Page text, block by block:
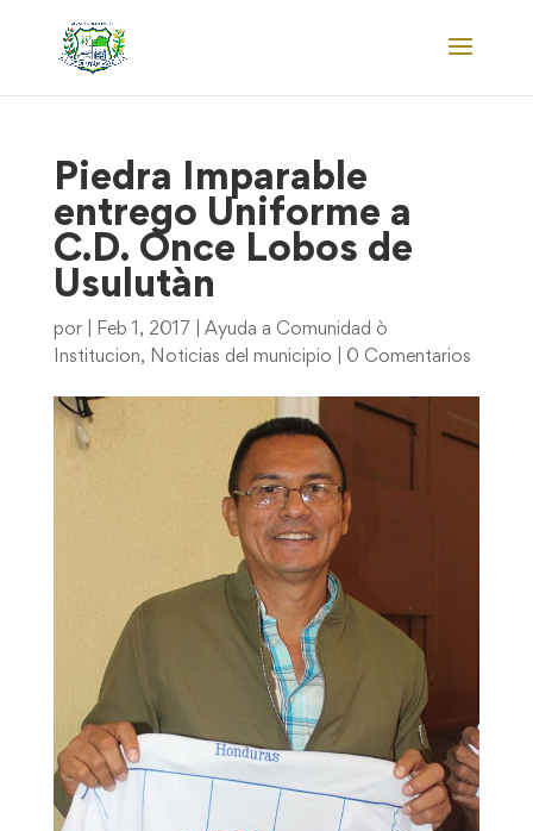
Piedra Imparable
entrego Uniforme a
C.D. Once Lobos de
Usulutàn
por Feb 1, 2017
Ayuda a Comunidad ò
Institucion, Noticias del municipio 0 Comentarios